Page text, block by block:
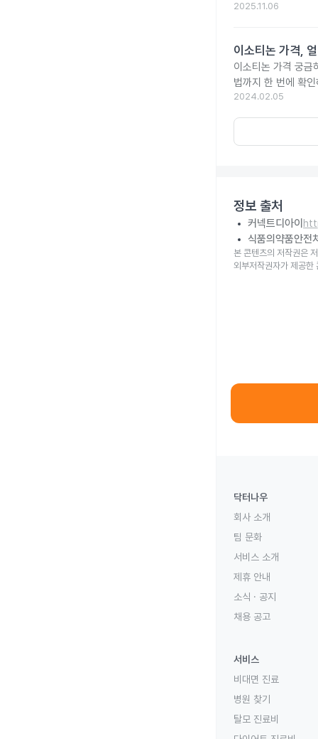
2025.11.06
이소티논 가격,
이소티논 가격 궁금
법까지 한 번에 확
2024.02.05
정보 출처
커넥트디아이
식품의약품안전
본 콘텐츠의 저작권은
외부저작권자가 제공한
닥터나우
회사 소개
팀 문화
서비스 소개
제휴 안내
소식 · 공지
채용 공고
서비스
비대면 진료
병원 찾기
탈모 진료비